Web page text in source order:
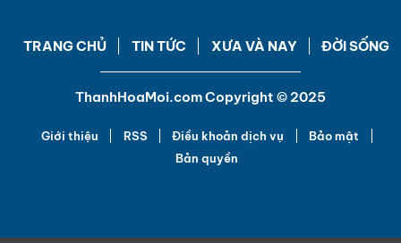
TRANG CHỦ TIN TỨC XƯA VÀ NAY ĐỜI SỐNG
ThanhHoaMoi.com Copyright © 2025
Giới thiệu RSS Điều khoản dịch vụ
Bảo mật
Bản quyền